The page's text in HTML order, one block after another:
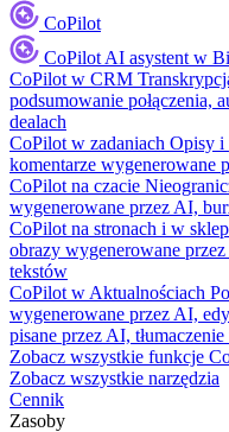
CoPilot
CoPilot AI asystent w
CoPilot w CRM
podsumowanie połączenia,
dealach
CoPilot w zadaniach Opisy i
komentarze wygenerowane
CoPilot na czacie
wygenerowane przez AI,
CoPilot na stronach i w
obrazy wygenerowane
tekstów
CoPilot w Aktualnościach
wygenerowane przez AI,
pisane przez AI,
Zobacz wszystkie funkcje
Zobacz wszystkie narzędzia
Cennik
Zasoby